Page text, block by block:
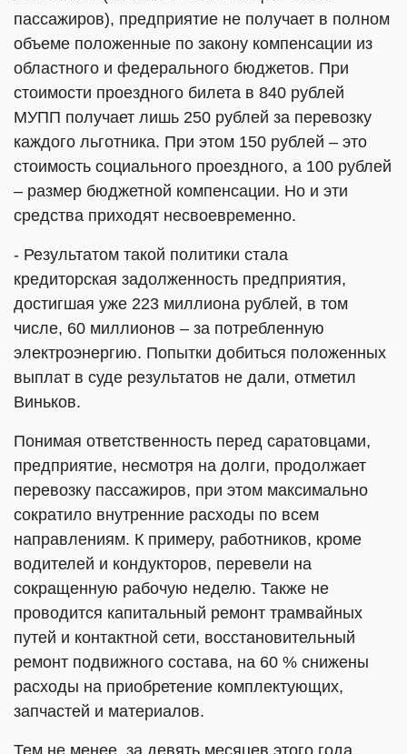
пассажиров), предприятие не получает в полном
объеме положенные по закону компенсации из
областного и федерального бюджетов. При
стоимости проездного билета в 840 рублей
МУПП получает лишь 250 рублей за перевозку
каждого льготника. При этом 150 рублей – это
стоимость социального проездного, а 100 рублей
– размер бюджетной компенсации. Но и эти
средства приходят несвоевременно.
- Результатом такой политики стала
кредиторская задолженность предприятия,
достигшая уже 223 миллиона рублей, в том
числе, 60 миллионов – за потребленную
электроэнергию. Попытки добиться положенных
выплат в суде результатов не дали, отметил
Виньков.
Понимая ответственность перед саратовцами,
предприятие, несмотря на долги, продолжает
перевозку пассажиров, при этом максимально
сократило внутренние расходы по всем
направлениям. К примеру, работников, кроме
водителей и кондукторов, перевели на
сокращенную рабочую неделю. Также не
проводится капитальный ремонт трамвайных
путей и контактной сети, восстановительный
ремонт подвижного состава, на 60 % снижены
расходы на приобретение комплектующих,
запчастей и материалов.
Тем не менее, за девять месяцев этого года